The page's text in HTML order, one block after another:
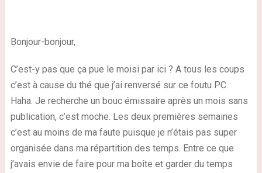
Bonjour-bonjour,
C’est-y pas que ça pue le moisi par ici ? A tous les coups
c’est à cause du thé que j’ai renversé sur ce foutu PC.
Haha. Je recherche un bouc émissaire après un mois sans
publication, c’est moche. Les deux premières semaines
c’est au moins de ma faute puisque je n’étais pas super
organisée dans ma répartition des temps. Entre ce que
j’avais envie de faire pour ma boîte et garder du temps